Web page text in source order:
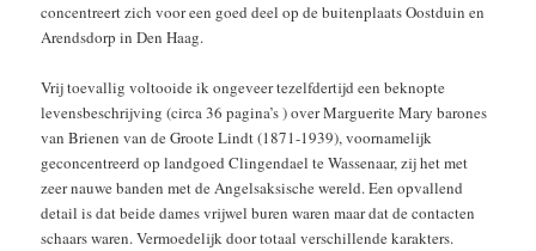
concentreert zich voor een goed deel op de buitenplaats Oostduin en
Arendsdorp in Den Haag.
Vrij toevallig voltooide ik ongeveer tezelfdertijd een beknopte
levensbeschrijving (circa 36 pagina’s ) over Marguerite Mary barones
van Brienen van de Groote Lindt (1871-1939), voornamelijk
geconcentreerd op landgoed Clingendael te Wassenaar, zij het met
zeer nauwe banden met de Angelsaksische wereld. Een opvallend
detail is dat beide dames vrijwel buren waren maar dat de contacten
schaars waren. Vermoedelijk door totaal verschillende karakters.